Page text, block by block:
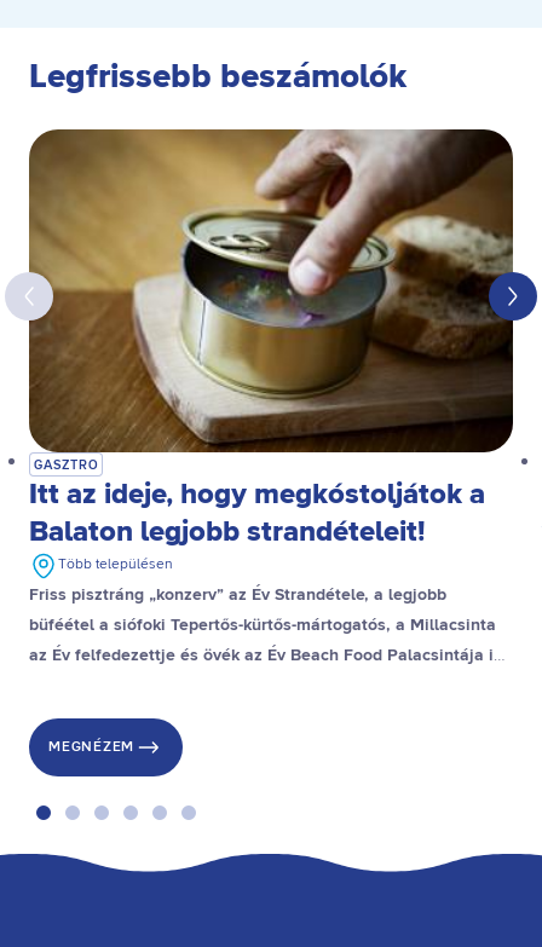
Legfrissebb beszámolók
GASZTRO
Itt az ideje, hogy megkóstoljátok a
Balaton legjobb strandételeit!
Több településen
Friss pisztráng „konzerv” az Év Strandétele, a legjobb
büféétel a siófoki Tepertős-kürtős-mártogatós, a Millacsinta
az Év felfedezettje és övék az Év Beach Food Palacsintája is,
MEGNÉZEM